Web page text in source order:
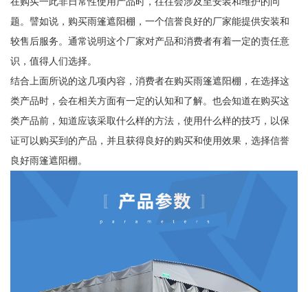
题。譬如说，购买雨篷遮阳棚，一个信誉良好的厂家能提供安装和
较售后服务。通常说明这个厂家对产品和消费者有着一定的责任意
识，值得人们选择。
结合上面所说的这几项内容，消费者在购买雨篷遮阳棚，在选择这
类产品时，会在相关方面有一定的认知和了解。也会知道在购买这
类产品前，知道应该采取什么样的方法，使用什么样的技巧，以保
证可以购买到的产品，并且获得良好的购买和使用效果，选择信誉
良好雨篷遮阳棚。